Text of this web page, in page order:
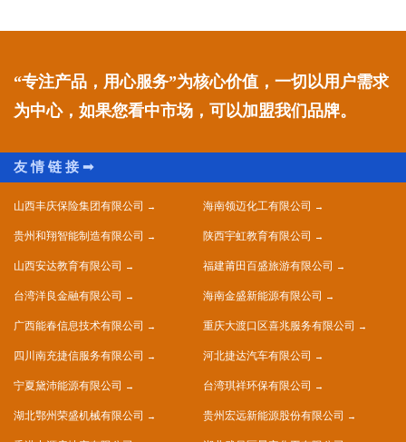
“专注产品，用心服务”为核心价值，一切以用户需求
为中心，如果您看中市场，可以加盟我们品牌。
山西丰庆保险集团有限公司 海南领迈化工有限公司
贵州和翔智能制造有限公司 陕西宇虹教育有限公司
山西安达教育有限公司 福建莆田百盛旅游有限公司
台湾洋良金融有限公司 海南金盛新能源有限公司
广西能春信息技术有限公司 重庆大渡口区喜兆服务有限公司
四川南充捷信服务有限公司 河北捷达汽车有限公司
宁夏黛沛能源有限公司 台湾琪祥环保有限公司
湖北鄂州荣盛机械有限公司 贵州宏远新能源股份有限公司